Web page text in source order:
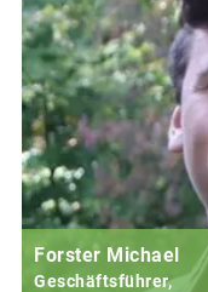
Forster Michael
Geschäftsführer,